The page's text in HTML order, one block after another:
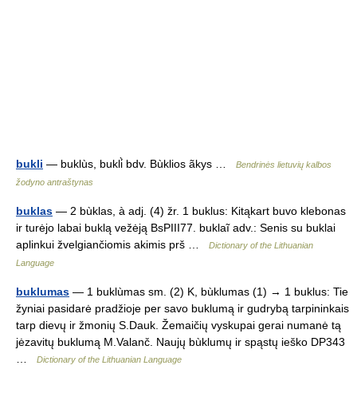
bukli — buklùs, bukli̇̀ bdv. Bùklios ãkys …
Bendrinės lietuvių kalbos
žodyno antraštynas
buklas — 2 bùklas, à adj. (4) žr. 1 buklus: Kitąkart buvo klebonas
ir turėjo labai buklą vežėją BsPIII77. buklaĩ adv.: Senis su buklai
aplinkui žvelgiančiomis akimis prš …
Dictionary of the Lithuanian
Language
buklumas — 1 buklùmas sm. (2) K, bùklumas (1) → 1 buklus: Tie
žyniai pasidarė pradžioje per savo buklumą ir gudrybą tarpininkais
tarp dievų ir žmonių S.Dauk. Žemaičių vyskupai gerai numanė tą
jėzavitų buklumą M.Valanč. Naujų bùklumų ir spąstų ieško DP343
Dictionary of the Lithuanian Language